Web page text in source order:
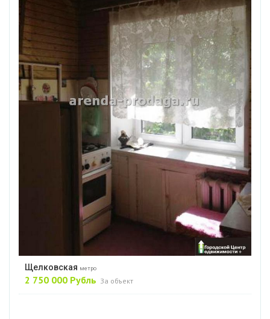
Щелковская метро
2 750 000 Рубль За объект